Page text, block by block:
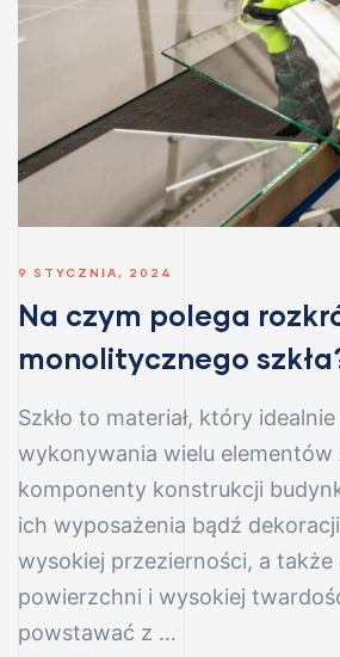
9 STYCZNIA, 2024
Na czym polega
monolitycznego
Szkło to materiał, który
wykonywania wielu
komponenty konstrukcji
ich wyposażenia bądź
wysokiej przezierności, a także
powierzchni i wysokiej
powstawać z …